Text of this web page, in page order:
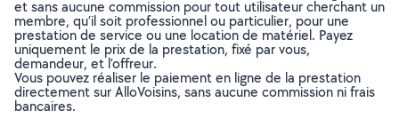
et sans aucune commission pour tout utilisateur cherchant un
membre, qu’il soit professionnel ou particulier, pour une
prestation de service ou une location de matériel. Payez
uniquement le prix de la prestation, fixé par vous,
demandeur, et l’offreur.
Vous pouvez réaliser le paiement en ligne de la prestation
directement sur AlloVoisins, sans aucune commission ni frais
bancaires.